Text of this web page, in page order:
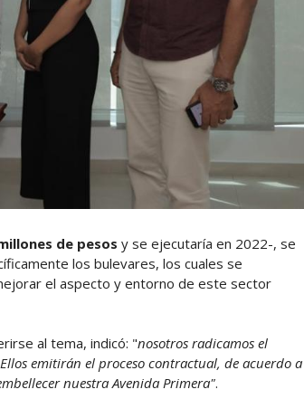
de pesos y se ejecutaría en 2022-, se
los bulevares, los cuales se
el aspecto y entorno de este sector
al tema, indicó: "nosotros radicamos el
emitirán el proceso contractual, de acuerdo a
nuestra Avenida Primera".